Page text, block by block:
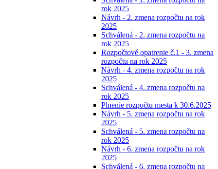
rok 2025
Návrh - 2. zmena rozpočtu na rok
2025
Schválená - 2. zmena rozpočtu na
rok 2025
Rozpočtové opatrenie č.1 - 3. zmena
rozpočtu na rok 2025
Návrh - 4. zmena rozpočtu na rok
2025
Schválená - 4. zmena rozpočtu na
rok 2025
Plnenie rozpočtu mesta k 30.6.2025
Návrh - 5. zmena rozpočtu na rok
2025
Schválená - 5. zmena rozpočtu na
rok 2025
Návrh - 6. zmena rozpočtu na rok
2025
Schválená - 6. zmena rozpočtu na